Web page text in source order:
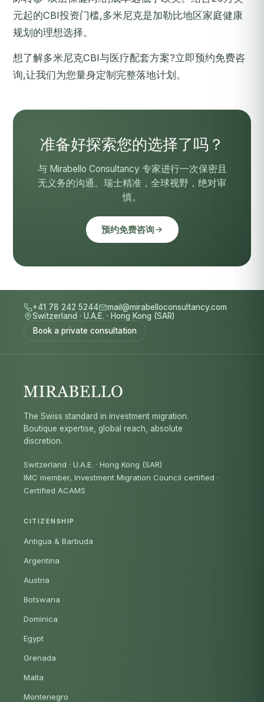
元起的CBI投资门槛,多米尼克是加勒比地区家庭健康
规划的理想选择。
想了解多米尼克CBI与医疗配套方案?立即预约免费咨
询,让我们为您量身定制完整落地计划。
准备好探索您的选择了吗？
与 Mirabello Consultancy 专家进行一次保密且
无义务的沟通。瑞士精准，全球视野，绝对审
慎。
预约免费咨询
+41 78 242 5244
mail@mirabelloconsultancy.com
Switzerland · U.A.E. · Hong Kong (SAR)
Book a private consultation
The Swiss standard in investment migration.
Boutique expertise, global reach, absolute
discretion.
Switzerland · U.A.E. · Hong Kong (SAR)
IMC member, Investment Migration Council certified ·
Certified ACAMS
CITIZENSHIP
Antigua & Barbuda
Argentina
Austria
Botswana
Dominica
Egypt
Grenada
Malta
Montenegro